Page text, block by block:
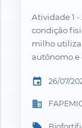
Atividade 1
condição
milho
autônomo e
event 26/07/
business